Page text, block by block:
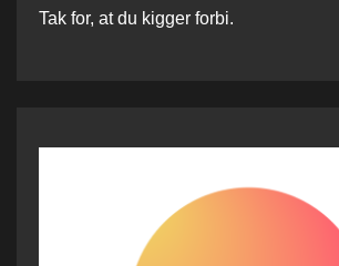
Tak for, at du kigger forbi.